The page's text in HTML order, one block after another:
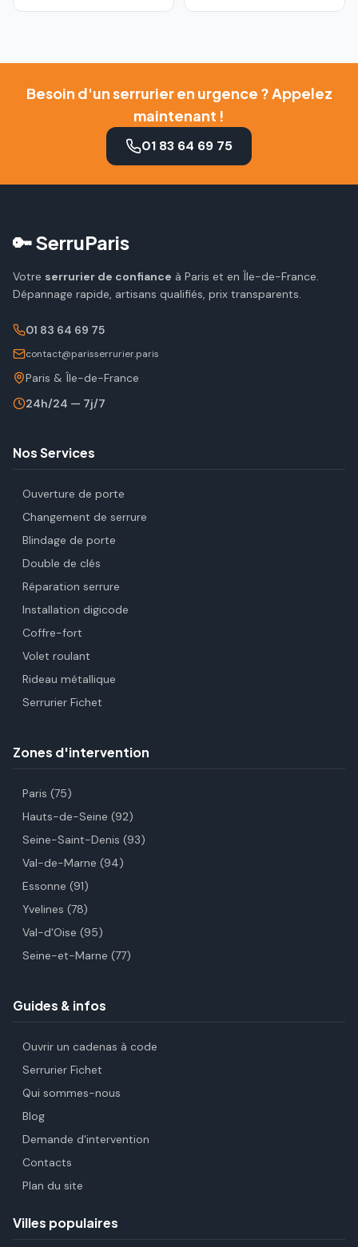
Besoin d'un serrurier en urgence ? Appelez
maintenant !
01 83 64 69 75
🔑 SerruParis
Votre serrurier de confiance à Paris et en Île-de-France.
Dépannage rapide, artisans qualifiés, prix transparents.
01 83 64 69 75
contact@parisserrurier.paris
Paris & Île-de-France
24h/24 — 7j/7
Nos Services
Ouverture de porte
Changement de serrure
Blindage de porte
Double de clés
Réparation serrure
Installation digicode
Coffre-fort
Volet roulant
Rideau métallique
Serrurier Fichet
Zones d'intervention
Paris (75)
Hauts-de-Seine (92)
Seine-Saint-Denis (93)
Val-de-Marne (94)
Essonne (91)
Yvelines (78)
Val-d'Oise (95)
Seine-et-Marne (77)
Guides & infos
Ouvrir un cadenas à code
Serrurier Fichet
Qui sommes-nous
Blog
Demande d'intervention
Contacts
Plan du site
Villes populaires